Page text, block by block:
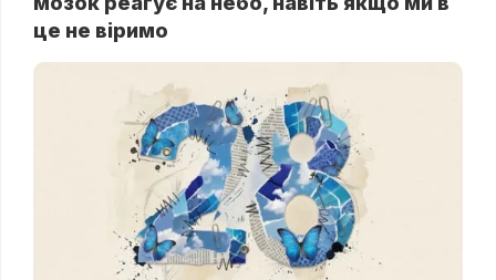
це не віримо